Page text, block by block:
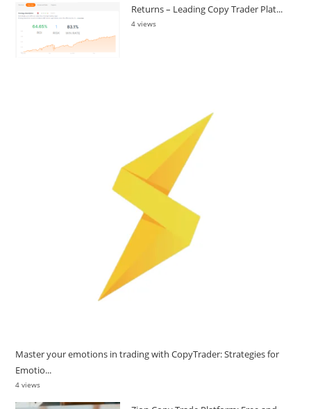
Returns – Leading Copy Trader Plat...
4 views
Master your emotions in trading with CopyTrader: Strategies for
Emotio...
4 views